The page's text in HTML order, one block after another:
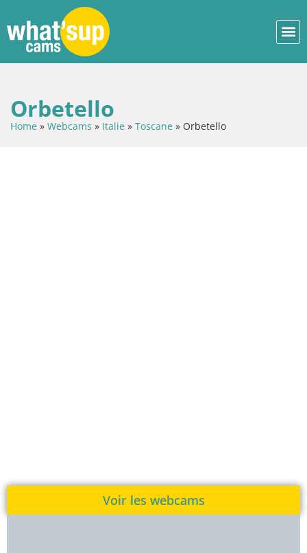
Orbetello
Home » Webcams » Italie » Toscane » Orbetello
Voir les webcams